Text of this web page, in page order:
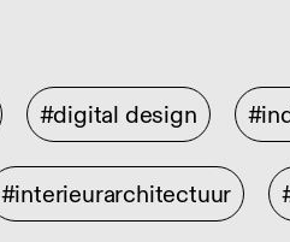
#digital design
#interieurarchitectuur